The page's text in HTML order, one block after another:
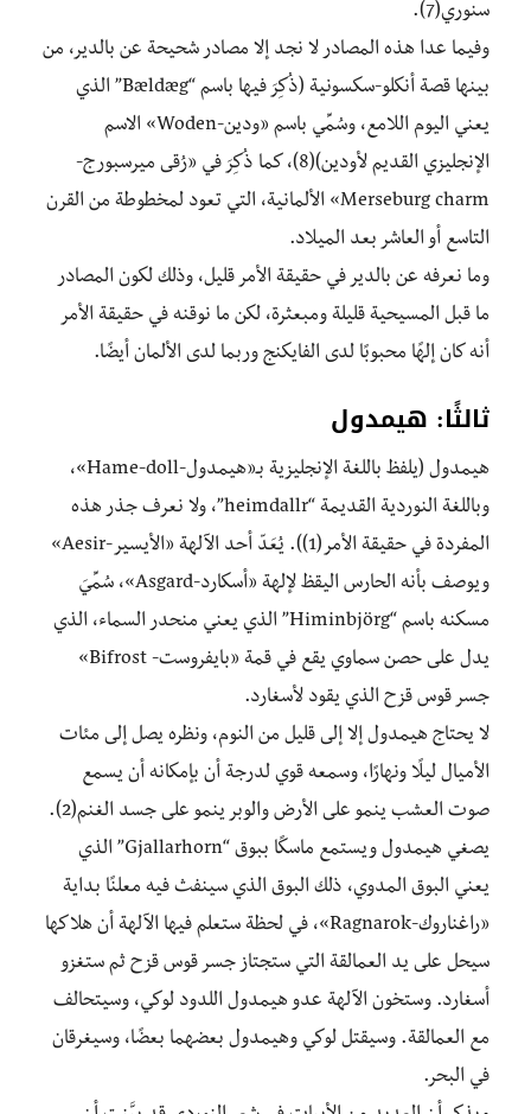
سنوري(7).
وفيما عدا هذه المصادر لا نجد إلا مصادر شحيحة عن بالدير، من
بينها قصة أنكلو-سكسونية (ذُكِرَ فيها باسم “Bældæg” الذي
يعني اليوم اللامع، وسُمِّي باسم «ودين-Woden» الاسم
الإنجليزي القديم لأودين)(8)، كما ذُكِرَ في «رُقى ميرسبورج-
Merseburg charm» الألمانية، التي تعود لمخطوطة من القرن
التاسع أو العاشر بعد الميلاد.
وما نعرفه عن بالدير في حقيقة الأمر قليل، وذلك لكون المصادر
ما قبل المسيحية قليلة ومبعثرة، لكن ما نوقنه في حقيقة الأمر
أنه كان إلهًا محبوبًا لدى الفايكنج وربما لدى الألمان أيضًا.
ثالثًا: هيمدول
هيمدول (يلفظ باللغة الإنجليزية بـ«هيمدول-Hame-doll»،
وباللغة النوردية القديمة “heimdallr”، ولا نعرف جذر هذه
المفردة في حقيقة الأمر(1)). يُعَدّ أحد الآلهة «الأيسير-Aesir»
ويوصف بأنه الحارس اليقظ لإلهة «أسكارد-Asgard»، سُمِّيَ
مسكنه باسم “Himinbjörg” الذي يعني منحدر السماء، الذي
يدل على حصن سماوي يقع في قمة «بايفروست- Bifrost»
جسر قوس قزح الذي يقود لأسغارد.
لا يحتاج هيمدول إلا إلى قليل من النوم، ونظره يصل إلى مئات
الأميال ليلًا ونهارًا، وسمعه قوي لدرجة أن بإمكانه أن يسمع
صوت العشب ينمو على الأرض والوبر ينمو على جسد الغنم(2).
يصغي هيمدول ويستمع ماسكًا ببوق “Gjallarhorn” الذي
يعني البوق المدوي، ذلك البوق الذي سينفث فيه معلنًا بداية
«راغناروك-Ragnarok»، في لحظة ستعلم فيها الآلهة أن هلاكها
سيحل على يد العمالقة التي ستجتاز جسر قوس قزح ثم ستغزو
أسغارد. وستخون الآلهة عدو هيمدول اللدود لوكي، وسيتحالف
مع العمالقة. وسيقتل لوكي وهيمدول بعضهما بعضًا، وسيغرقان
في البحر.